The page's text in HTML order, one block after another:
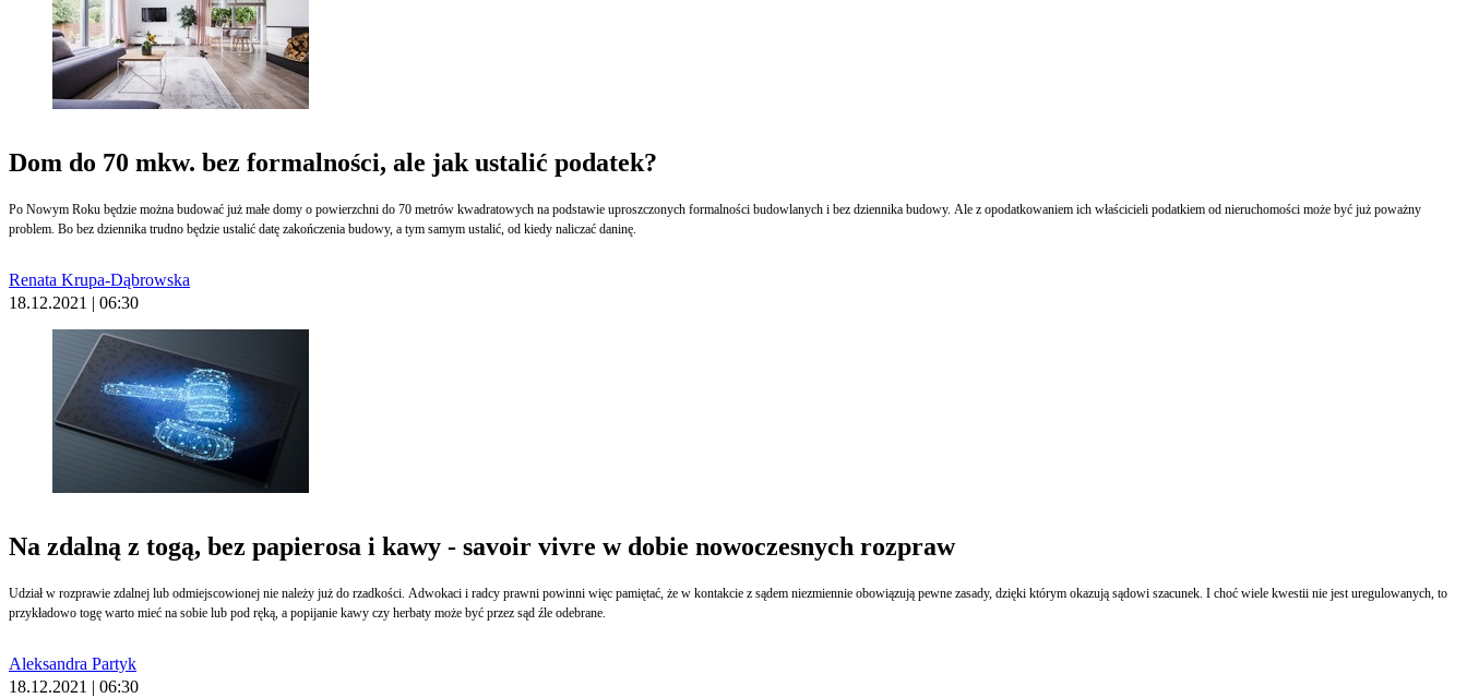
Dom do 70 mkw. bez formalności, ale jak ustalić podatek?
Po Nowym Roku będzie można budować już małe domy o powierzchni do 70 metrów kwadratowych na podstawie uproszczonych formalności budowlanych i bez dziennika budowy. Ale z opodatkowaniem ich właścicieli podatkiem od nieruchomości może być już poważny
problem. Bo bez dziennika trudno będzie ustalić datę zakończenia budowy, a tym samym ustalić, od kiedy naliczać daninę.
Renata Krupa-Dąbrowska
18.12.2021 | 06:30
Na zdalną z togą, bez papierosa i kawy - savoir vivre w dobie nowoczesnych rozpraw
Udział w rozprawie zdalnej lub odmiejscowionej nie należy już do rzadkości. Adwokaci i radcy prawni powinni więc pamiętać, że w kontakcie z sądem niezmiennie obowiązują pewne zasady, dzięki którym okazują sądowi szacunek. I choć wiele kwestii nie jest uregulowanych, to
przykładowo togę warto mieć na sobie lub pod ręką, a popijanie kawy czy herbaty może być przez sąd źle odebrane.
Aleksandra Partyk
18.12.2021 | 06:30